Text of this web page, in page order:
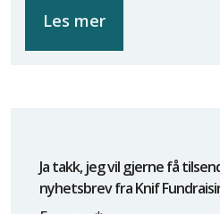
Les mer
Ja takk, jeg vil gjerne få
nyhetsbrev fra Knif